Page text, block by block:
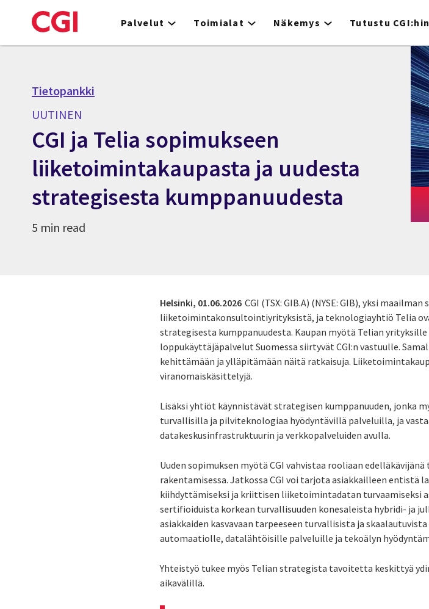
to
Palvelut Toimialat Näkemys Tutustu CGI:hin
Tietopankki
UUTINEN
CGI ja Telia sopimukseen
liiketoimintakaupasta ja uudesta
strategisesta kumppanuudesta
5 min read
Helsinki, 01.06.2026 CGI (TSX: GIB.A) (NYSE: GIB), yksi
liiketoimintakonsultointiyrityksistä, ja teknologiayhtiö Telia
strategisesta kumppanuudesta. Kaupan myötä Telianyrityksille
loppukäyttäjäpalvelut Suomessa siirtyvät CGI:n vastuulle.
kehittämään ja ylläpitämään näitä ratkaisuja.
viranomaiskäsittelyjä.
Lisäksi yhtiöt käynnistävät strategisen kumppanuuden, jonka
turvallisilla ja pilviteknologiaa hyödyntävillä palveluilla, ja
datakeskusinfrastruktuurin ja verkkopalveluiden avulla.
Uuden sopimuksen myötä CGI vahvistaa rooliaan
rakentamisessa. Jatkossa CGI voi tarjota asiakkailleen entistä
kiihdyttämiseksi ja kriittisen liiketoimintadatan turvaamiseksi
sertifioiduista korkean turvallisuuden konesaleista hybridi- ja
asiakkaiden kasvavaan tarpeeseen turvallisista ja
automaatiolle, datalähtöisille palveluille ja tekoälyn
Yhteistyö tukee myös Telian strategista tavoitetta keskittyä
aikavälillä.